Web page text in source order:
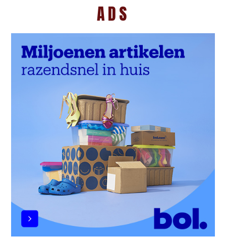
ADS